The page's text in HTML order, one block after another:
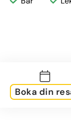
Boka din